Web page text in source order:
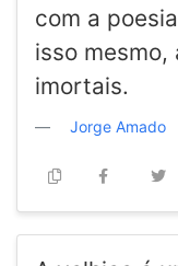
com a
isso
imortais.
Jorge Amado